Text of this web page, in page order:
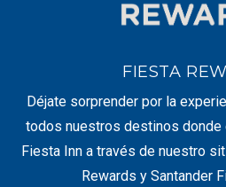
FIESTA
Déjate sorprender por la
todos nuestros destinos donde
Fiesta Inn a través de nuestro
Rewards y Santander